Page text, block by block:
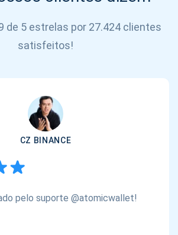
de 5 estrelas por 27.424 clientes
satisfeitos!
CZ BINANCE
pelo suporte @atomicwallet!